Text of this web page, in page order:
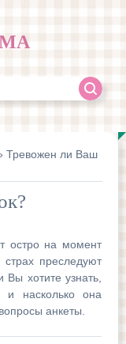
Тревожен ли Ваш
остро на момент
преследуют
хотите узнать,
и насколько она
анкеты.